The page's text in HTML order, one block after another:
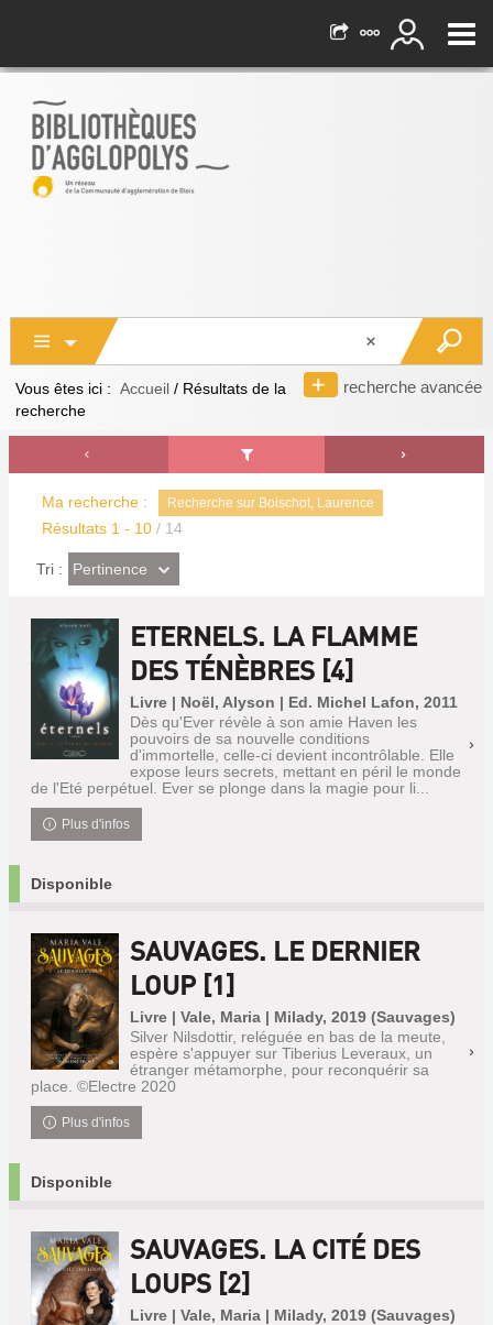
recherche avancée
Vous êtes ici : Accueil / Résultats de la
recherche
Ma recherche : Recherche sur Boischot, Laurence
Résultats 1 - 10 / 14
Tri : (Effet
imédiat)
Pertinence
ETERNELS. LA FLAMME
DES TÉNÈBRES [4]
Livre | Noël, Alyson | Ed. Michel Lafon, 2011
Dès qu'Ever révèle à son amie Haven les
pouvoirs de sa nouvelle conditions
d'immortelle, celle-ci devient incontrôlable. Elle
expose leurs secrets, mettant en péril le monde
de l'Eté perpétuel. Ever se plonge dans la magie pour li...
Plus d'infos
Disponible
SAUVAGES. LE DERNIER
LOUP [1]
Livre | Vale, Maria | Milady, 2019 (Sauvages)
Silver Nilsdottir, reléguée en bas de la meute,
espère s'appuyer sur Tiberius Leveraux, un
étranger métamorphe, pour reconquérir sa
place. ©Electre 2020
Plus d'infos
Disponible
SAUVAGES. LA CITÉ DES
LOUPS [2]
Livre | Vale, Maria | Milady, 2019 (Sauvages)